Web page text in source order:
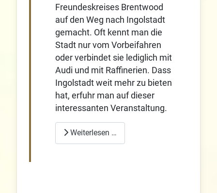
Freundeskreises Brentwood
auf den Weg nach Ingolstadt
gemacht. Oft kennt man die
Stadt nur vom Vorbeifahren
oder verbindet sie lediglich mit
Audi und mit Raffinerien. Dass
Ingolstadt weit mehr zu bieten
hat, erfuhr man auf dieser
interessanten Veranstaltung.
Weiterlesen …